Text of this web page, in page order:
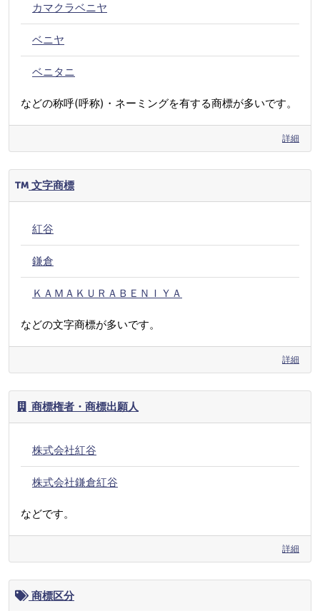
カマクラベニヤ
ベニヤ
ベニタニ
などの称呼(呼称)・ネーミングを有する商標が多いです。
詳細
文字商標
紅谷
鎌倉
ＫＡＭＡＫＵＲＡＢＥＮＩＹＡ
などの文字商標が多いです。
詳細
商標権者・商標出願人
株式会社紅谷
株式会社鎌倉紅谷
などです。
詳細
商標区分